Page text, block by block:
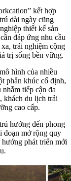
kết hợp
dài ngày cũng
thiết kế sản
đáp ứng nhu cầu
trải nghiệm cộng
trị sống bền vững.
hình của nhiều
phân khúc cố định,
tiếp cận đa
khách du lịch trải
cao cấp.
hướng đến phong
đoạn mở rộng quy
phát triển mới